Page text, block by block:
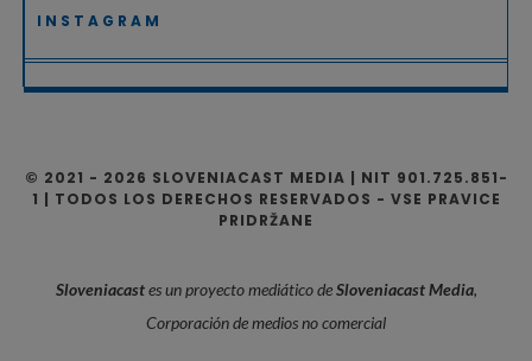
INSTAGRAM
© 2021 - 2026 SLOVENIACAST MEDIA | NIT 901.725.851-
1 | TODOS LOS DERECHOS RESERVADOS - VSE PRAVICE
PRIDRŽANE
Sloveniacastes un proyecto mediático deSloveniacast Media,
Corporación de medios no comercial